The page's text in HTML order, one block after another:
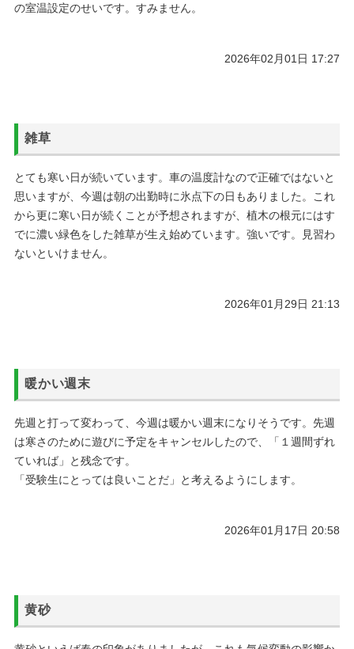
の室温設定のせいです。すみません。
2026年02月01日 17:27
雑草
とても寒い日が続いています。車の温度計なので正確ではないと
思いますが、今週は朝の出勤時に氷点下の日もありました。これ
から更に寒い日が続くことが予想されますが、植木の根元にはす
でに濃い緑色をした雑草が生え始めています。強いです。見習わ
ないといけません。
2026年01月29日 21:13
暖かい週末
先週と打って変わって、今週は暖かい週末になりそうです。先週
は寒さのために遊びに予定をキャンセルしたので、「１週間ずれ
ていれば」と残念です。
「受験生にとっては良いことだ」と考えるようにします。
2026年01月17日 20:58
黄砂